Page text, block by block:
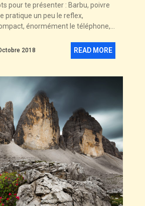
pour te présenter : Barbu, poivre
pratique un peu le reflex,
énormément le téléphone,
2018 READ MORE